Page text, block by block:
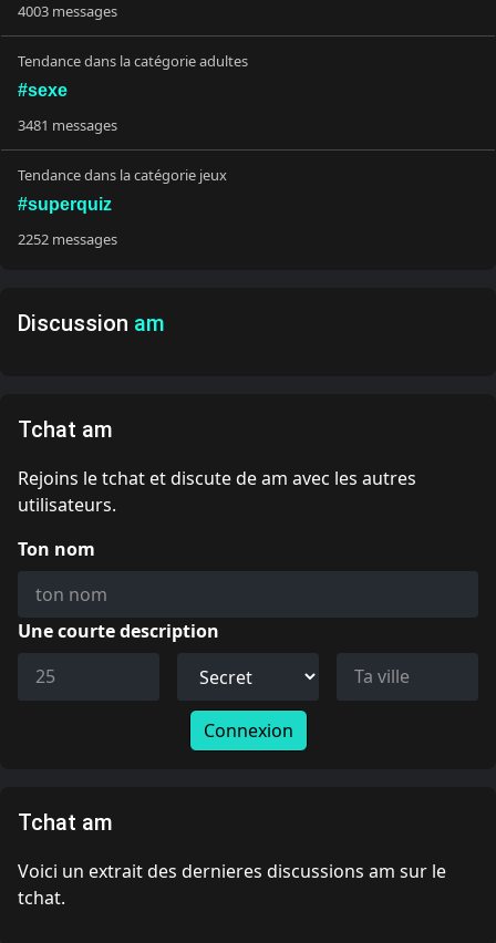
Discussion am
Tchat am
Rejoins le tchat et discute de am avec les autres
utilisateurs.
Ton nom
Une courte description
Connexion
Tchat am
Voici un extrait des dernieres discussions am sur le
tchat.
4003 messages
Tendance dans la catégorie adultes
#sexe
3481 messages
Tendance dans la catégorie jeux
#superquiz
2252 messages